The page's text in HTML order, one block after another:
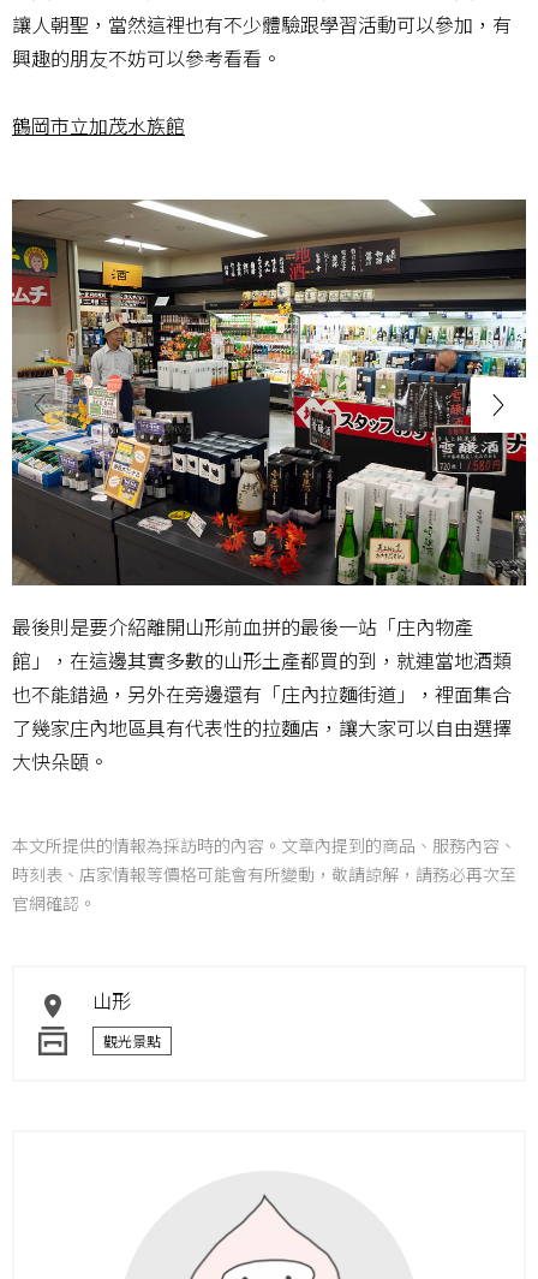
讓人朝聖，當然這裡也有不少體驗跟學習活動可以參加，有
興趣的朋友不妨可以參考看看。
鶴岡市立加茂水族館
最後則是要介紹離開山形前血拼的最後一站「庄內物產
館」，在這邊其實多數的山形土產都買的到，就連當地酒類
也不能錯過，另外在旁邊還有「庄內拉麵街道」，裡面集合
了幾家庄內地區具有代表性的拉麵店，讓大家可以自由選擇
大快朵頤。
本文所提供的情報為採訪時的內容。文章內提到的商品、服務內容、
時刻表、店家情報等價格可能會有所變動，敬請諒解，請務必再次至
官網確認。
山形
觀光景點